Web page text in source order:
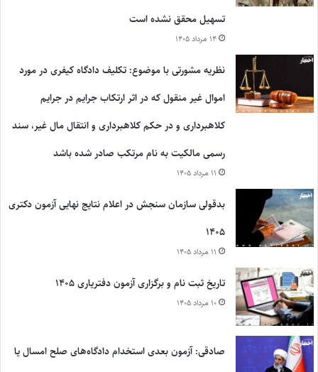
تسهیل محقق نشده است
۱۴ مرداد ۱۴۰۵
نظریه مشورتی با موضوع: تکلیف دادگاه کیفری در مورد
اموال غیر منقول که در اثر ارتکاب جرایم در جرایم
کلاهبرداری و در حکم کلاهبرداری و انتقال مال غیر، سند
رسمی مالکیت به نام مرتکب صادر شده باشد
۱۱ مرداد ۱۴۰۵
بدقولی سازمان سنجش در اعلام نتایج نهایی آزمون دکتری
۱۴۰۵
۱۱ مرداد ۱۴۰۵
تاریخ ثبت نام و برگزاری آزمون دفتریاری ۱۴۰۵
۱۰ مرداد ۱۴۰۵
صادقی: آزمون بعدی استخدام دادگاه‌های صلح امسال یا